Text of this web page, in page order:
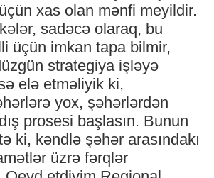
xas olan mənfi meyildir.
sadəcə olaraq, bu
üçün imkan tapa bilmir,
strategiya işləyə
elə etməliyik ki,
yox, şəhərlərdən
prosesi başlasın. Bunun
ki, kəndlə şəhər arasındakı
üzrə fərqlər